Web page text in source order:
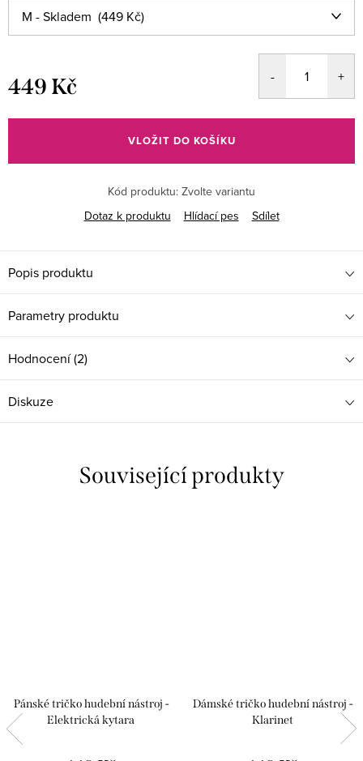
449 Kč
cena:
VLOŽIT DO KOŠÍKU
Kód produktu: Zvolte variantu
Dotaz k produktu
Hlídací pes Sdílet
Popis produktu
Parametry produktu
Hodnocení (2)
Diskuze
Související produkty
Pánské tričko hudební nástroj -
Elektrická kytara
Dámské tričko hudební nástroj -
Klarinet